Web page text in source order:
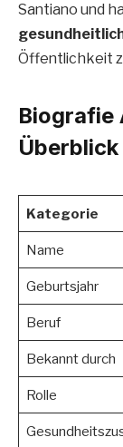
Santiano und
Öffentlichkeit
Biografie
Überblick
Kategorie
Name
Geburtsjahr
Beruf
Bekannt durch
Rolle